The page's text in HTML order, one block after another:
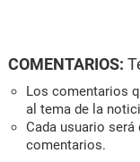
COMENTARIOS:
Los comentarios
al tema de la
Cada usuario
comentarios.